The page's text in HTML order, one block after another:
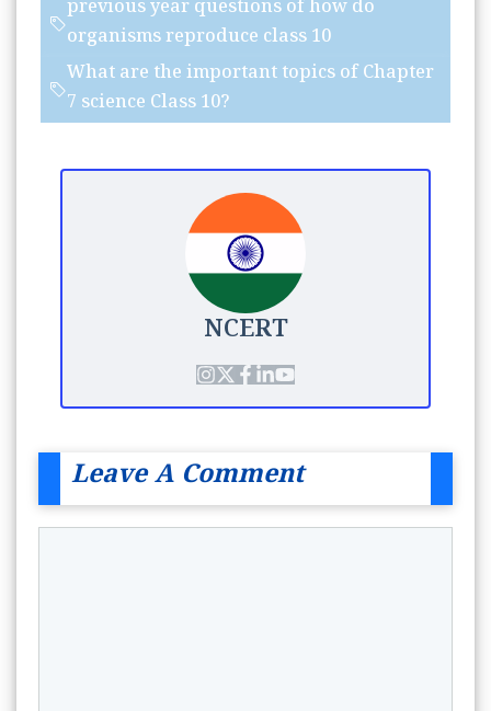
previous year questions of how do
organisms reproduce class 10
What are the important topics of Chapter
7 science Class 10?
NCERT
Leave A Comment